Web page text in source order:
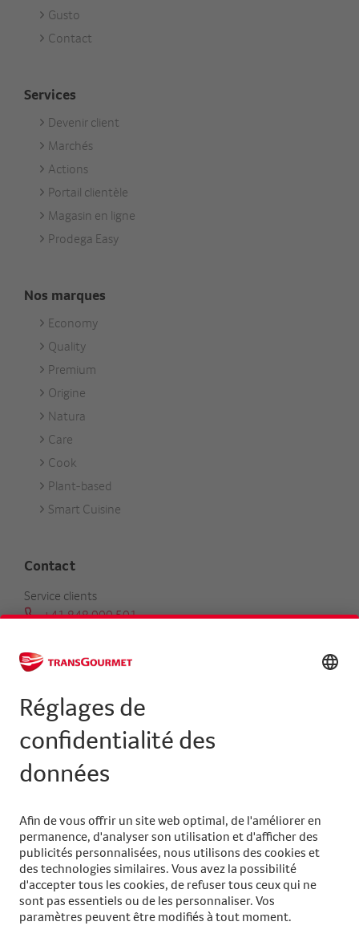
Gusto
Contact
Services
Footer
Services
Devenir client
Marchés
Actions
Portail clientèle
Magasin en ligne
Prodega Easy
Nos marques
Footer
Unsere
Marken
Economy
Quality
Premium
Origine
Natura
Care
Cook
Plant-based
Smart Cuisine
Contact
Service clients
+41 848 000 501
Trouver un conseiller clientèle
Centrale
+41 31 858 48 48
info@transgourmet.ch
your
language
Suivez-nous sur